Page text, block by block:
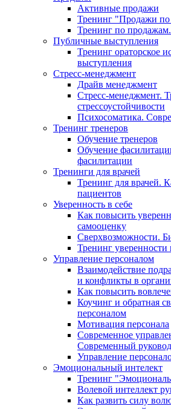
Активные продажи
Тренинг "Продажи по
Тренинг по
Публичные выступления
Тренинг ораторское
выступления
Стресс-менеджмент
Драйв менеджмент
Стресс-менеджмент.
стрессоустойчивости
Психосоматика.
Тренинг тренеров
Обучение тренеров
Обучение
фасилитации
Тренинги для врачей
Тренинг для врачей.
пациентов
Уверенность в себе
Как повысить
самооценку
Сверхвозможности.
Тренинг уверенности
Управление персоналом
Взаимодействие
и конфликты в
Как повысить
Коучинг и обратная
персоналом
Мотивация персонала
Современное
Современный
Управление
Эмоциональный интелект
Тренинг
Волевой интеллект
Как развить силу